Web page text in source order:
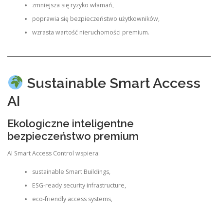
zmniejsza się ryzyko włamań,
poprawia się bezpieczeństwo użytkowników,
wzrasta wartość nieruchomości premium.
Sustainable Smart Access
AI
Ekologiczne inteligentne
bezpieczeństwo premium
AI Smart Access Control wspiera:
sustainable Smart Buildings,
ESG-ready security infrastructure,
eco-friendly access systems,